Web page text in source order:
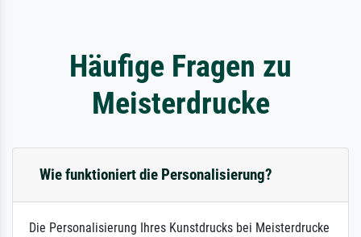
Häufige Fragen zu
Meisterdrucke
Wie funktioniert die Personalisierung?
Die Personalisierung Ihres Kunstdrucks bei Meisterdrucke